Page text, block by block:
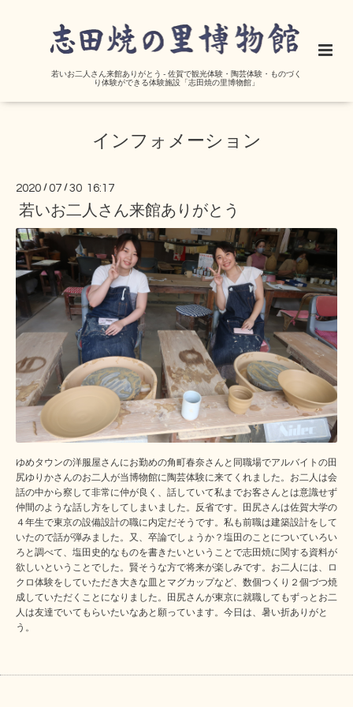
若いお二人さん来館ありがとう - 佐賀で観光体験・陶芸体験・ものづく
り体験ができる体験施設「志田焼の里博物館」
インフォメーション
2020 /07 /30 16:17
若いお二人さん来館ありがとう
ゆめタウンの洋服屋さんにお勤めの角町春奈さんと同職場でアルバイトの田
尻ゆりかさんのお二人が当博物館に陶芸体験に来てくれました。お二人は会
話の中から察して非常に仲が良く、話していて私までお客さんとは意識せず
仲間のような話し方をしてしまいました。反省です。田尻さんは佐賀大学の
４年生で東京の設備設計の職に内定だそうです。私も前職は建築設計をして
いたので話が弾みました。又、卒論でしょうか？塩田のことについていろい
ろと調べて、塩田史的なものを書きたいということで志田焼に関する資料が
欲しいということでした。賢そうな方で将来が楽しみです。お二人には、ロ
クロ体験をしていただき大きな皿とマグカップなど、数個つくり２個づつ焼
成していただくことになりました。田尻さんが東京に就職してもずっとお二
人は友達でいてもらいたいなあと願っています。今日は、暑い折ありがと
う。